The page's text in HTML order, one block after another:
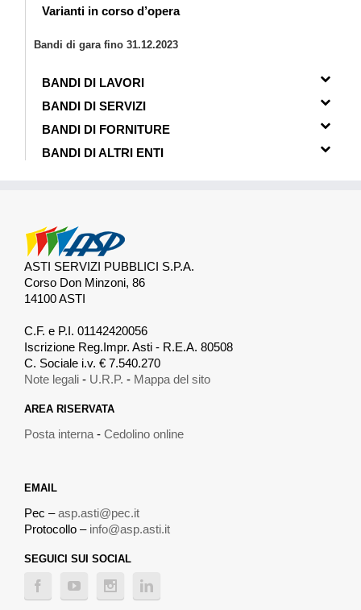
Varianti in corso d’opera
Bandi di gara fino 31.12.2023
BANDI DI LAVORI
BANDI DI SERVIZI
BANDI DI FORNITURE
BANDI DI ALTRI ENTI
ASTI SERVIZI PUBBLICI S.P.A.
Corso Don Minzoni, 86
14100 ASTI
C.F. e P.I. 01142420056
Iscrizione Reg.Impr. Asti - R.E.A. 80508
C. Sociale i.v. € 7.540.270
Note legali - U.R.P. - Mappa del sito
AREA RISERVATA
Posta interna -Cedolino online
EMAIL
Pec –asp.asti@pec.it
Protocollo – info@asp.asti.it
SEGUICI SUI SOCIAL